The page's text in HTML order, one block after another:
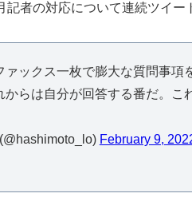
者の対応について連続ツイー
ァックス一枚で膨大な質問事
からは自分が回答する番だ。こ
February 9,